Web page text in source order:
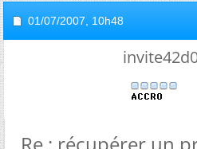
01/07/2007, 10h48